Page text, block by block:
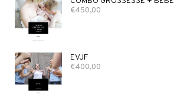
€450,00
EVJF
€400,00